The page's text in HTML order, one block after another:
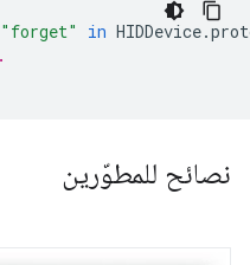
"forget" in HIDDevice.
نصائح للمطوّرين